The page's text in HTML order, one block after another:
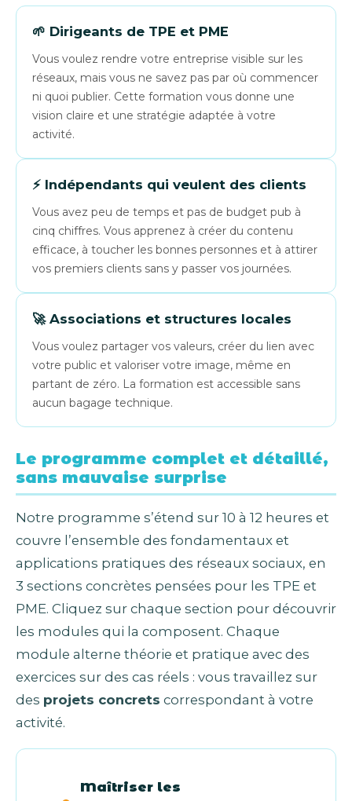
🌱 Dirigeants de TPE et PME
Vous voulez rendre votre entreprise visible sur les
réseaux, mais vous ne savez pas par où commencer
ni quoi publier. Cette formation vous donne une
vision claire et une stratégie adaptée à votre
activité.
⚡ Indépendants qui veulent des clients
Vous avez peu de temps et pas de budget pub à
cinq chiffres. Vous apprenez à créer du contenu
efficace, à toucher les bonnes personnes et à attirer
vos premiers clients sans y passer vos journées.
🚀 Associations et structures locales
Vous voulez partager vos valeurs, créer du lien avec
votre public et valoriser votre image, même en
partant de zéro. La formation est accessible sans
aucun bagage technique.
Le programme complet et détaillé,
sans mauvaise surprise
Notre programme s’étend sur 10 à 12 heures et
couvre l’ensemble des fondamentaux et
applications pratiques des réseaux sociaux, en
3 sections concrètes pensées pour les TPE et
PME. Cliquez sur chaque section pour découvrir
les modules qui la composent. Chaque
module alterne théorie et pratique avec des
exercices sur des cas réels : vous travaillez sur
des projets concrets correspondant à votre
activité.
Maîtriser les